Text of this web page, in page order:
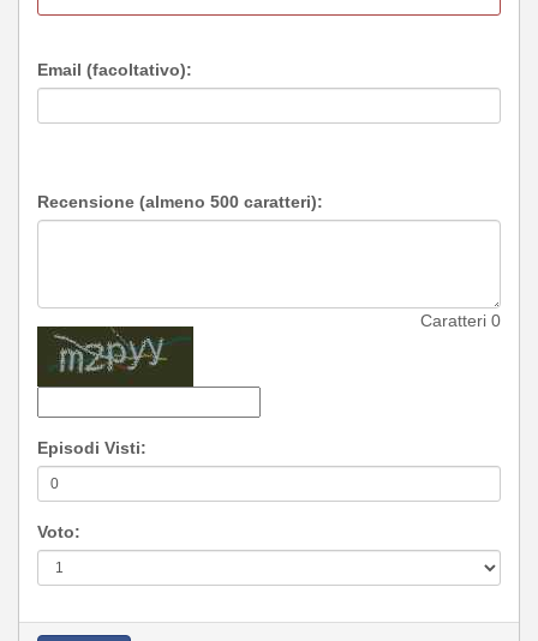
Email (facoltativo):
Recensione (almeno 500 caratteri):
Caratteri 0
Episodi Visti:
Voto: